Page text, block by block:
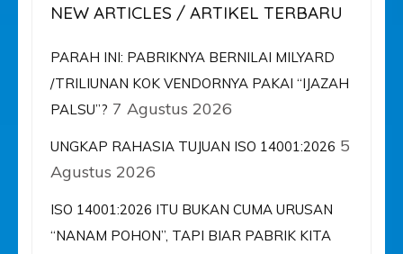
NEW ARTICLES / ARTIKEL TERBARU
PARAH INI: PABRIKNYA BERNILAI MILYARD
/TRILIUNAN KOK VENDORNYA PAKAI “IJAZAH
PALSU”? 7 Agustus 2026
UNGKAP RAHASIA TUJUAN ISO 14001:2026 5
Agustus 2026
ISO 14001:2026 ITU BUKAN CUMA URUSAN
“NANAM POHON”, TAPI BIAR PABRIK KITA